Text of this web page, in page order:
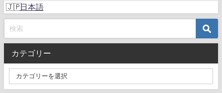
日本語
カテゴリー